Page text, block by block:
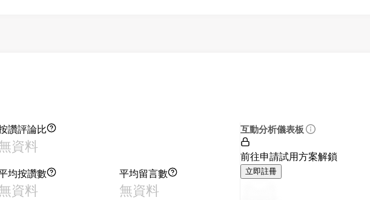
讚評論比
資料
均按讚數
資料
平均留言數
無資料
互動分析儀表板
前往申請試用方案解鎖
立即註冊